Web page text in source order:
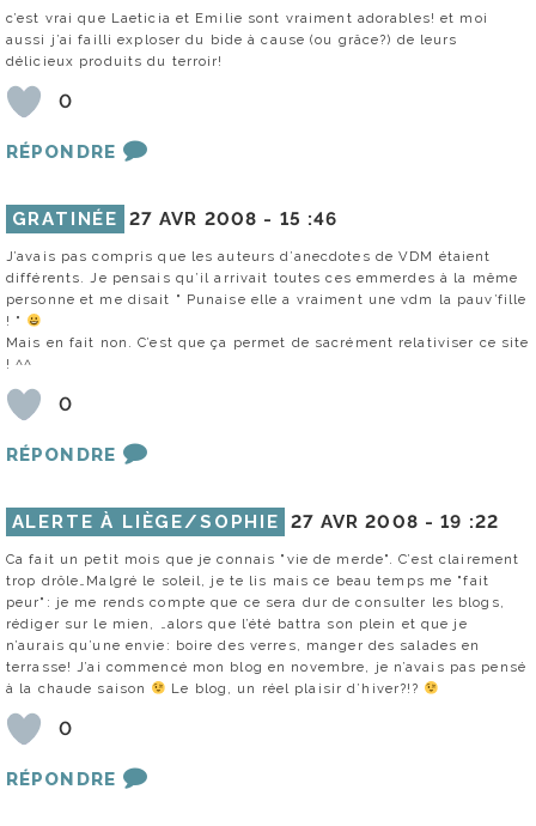
c’est vrai que Laeticia et Emilie sont vraiment adorables! et moi
aussi j’ai failli exploser du bide à cause (ou grâce?) de leurs
délicieux produits du terroir!
0
RÉPONDRE
GRATINÉE 27 AVR 2008 - 15 :46
J’avais pas compris que les auteurs d’anecdotes de VDM étaient
différents. Je pensais qu’il arrivait toutes ces emmerdes à la même
personne et me disait " Punaise elle a vraiment une vdm la pauv’fille
! "
Mais en fait non. C’est que ça permet de sacrément relativiser ce site
! ^^
0
RÉPONDRE
ALERTE À LIÈGE/SOPHIE 27 AVR 2008 -19 :22
Ca fait un petit mois que je connais "vie de merde". C’est clairement
trop drôle…Malgré le soleil, je te lis mais ce beau temps me "fait
peur": je me rends compte que ce sera dur de consulter les blogs,
rédiger sur le mien, …alors que l’été battra son plein et que je
n’aurais qu’une envie: boire des verres, manger des salades en
terrasse! J’ai commencé mon blog en novembre, je n’avais pas pensé
à la chaude saison
Le blog, un réel plaisir d’hiver?!?
0
RÉPONDRE